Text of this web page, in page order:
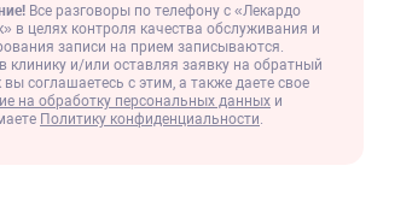
Все разговоры по телефону с «Лекардо
в целях контроля качества обслуживания и
записи на прием записываются.
клинику и/или оставляя заявку на обратный
вы соглашаетесь с этим, а также даете свое
на обработку персональных данных и
Политику конфиденциальности